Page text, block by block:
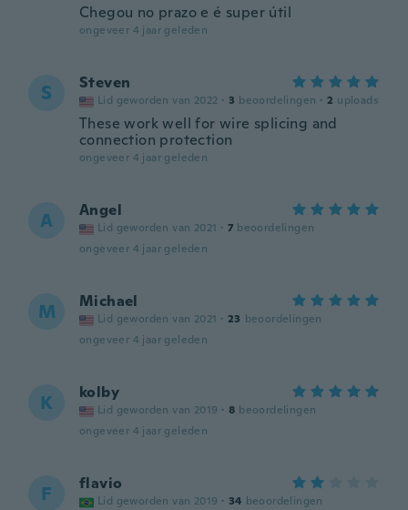
Chegou no prazo e é super útil
ongeveer 4 jaar geleden
S Steven
Lid geworden van 2022 · 3 beoordelingen · 2 uploads
These work well for wire splicing and
connection protection
ongeveer 4 jaar geleden
A Angel
Lid geworden van 2021 · 7 beoordelingen
ongeveer 4 jaar geleden
M Michael
Lid geworden van 2021 · 23 beoordelingen
ongeveer 4 jaar geleden
K kolby
Lid geworden van 2019 · 8 beoordelingen
ongeveer 4 jaar geleden
F flavio
Lid geworden van 2019 · 34 beoordelingen